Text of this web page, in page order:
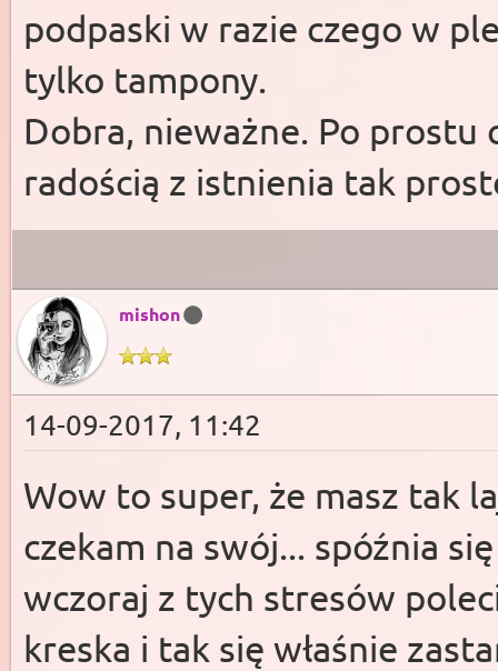
podpaski w razie czego w
tylko tampony.
Dobra, nieważne. Po prostu
radością z istnienia tak
mishon
14-09-2017, 11:42
Wow to super, że masz tak
czekam na swój... spóźnia
wczoraj z tych stresów
kreska i tak się właśnie